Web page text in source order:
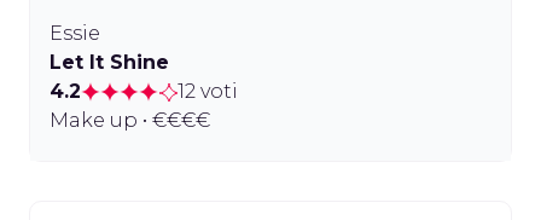
Essie
Let It Shine
4.2
12 voti
Make up • €€€€